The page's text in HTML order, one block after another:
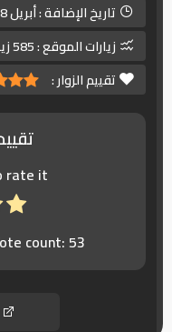
تاريخ الإضافة :أبريل 18, 2024
زيارات الموقع :585 زيارات
تقييم الزوار :
rate it!
count:53